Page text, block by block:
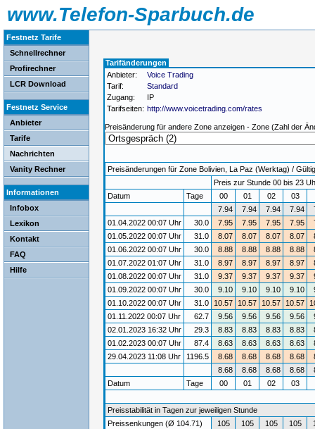
www.Telefon-Sparbuch.de
Festnetz Tarife
Schnellrechner
Profirechner
LCR Download
Festnetz Service
Anbieter
Tarife
Nachrichten
Vanity Rechner
Informationen
Infobox
Lexikon
Kontakt
FAQ
Hilfe
Tarifänderungen
Anbieter:
Voice Trading
Tarif:
Standard
Zugang:
IP
Tarifseiten: http://www.voicetrading.com/rates
Preisänderung für andere Zone anzeigen - Zone (Zahl der
Preisänderungen für Zone Bolivien, La Paz (Werktag) /
Preis zur Stunde 00 bis 23
Datum
Tage 00 01 02 03
7.94
7.94 7.94 7.94
01.04.2022 00:07 Uhr
30.0 7.95 7.95 7.95 7.95
01.05.2022 00:07 Uhr
31.0 8.07 8.07 8.07 8.07
01.06.2022 00:07 Uhr
30.0 8.88 8.88 8.88 8.88
01.07.2022 01:07 Uhr
31.0 8.97 8.97 8.97 8.97
01.08.2022 00:07 Uhr
31.0 9.37 9.37 9.37 9.37
01.09.2022 00:07 Uhr
30.0 9.10 9.10 9.10 9.10
01.10.2022 00:07 Uhr
31.0 10.57 10.57 10.57 10.57
01.11.2022 00:07 Uhr
62.7 9.56 9.56 9.56 9.56
02.01.2023 16:32 Uhr
29.3 8.83 8.83 8.83 8.83
01.02.2023 00:07 Uhr
87.4 8.63 8.63 8.63 8.63
29.04.2023 11:08 Uhr
1196.5 8.68 8.68 8.68 8.68
8.68
8.68 8.68 8.68
Datum
Tage 00 01 02 03
Preisstabilität in Tagen zur jeweiligen Stunde
Preissenkungen (Ø 104.71)
105 105 105 105